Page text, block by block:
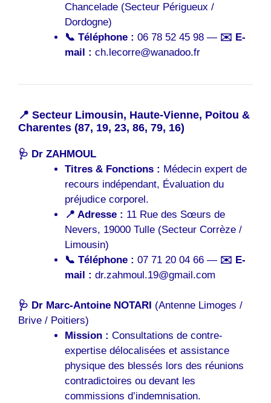
Chancelade (Secteur Périgueux /
Dordogne)
📞 Téléphone : 06 78 52 45 98 — ✉️ E-
mail : ch.lecorre@wanadoo.fr
📍 Secteur Limousin, Haute-Vienne, Poitou &
Charentes (87, 19, 23, 86, 79, 16)
🩺 Dr ZAHMOUL
Titres & Fonctions : Médecin expert de
recours indépendant, Évaluation du
préjudice corporel.
📍 Adresse : 11 Rue des Sœurs de
Nevers, 19000 Tulle (Secteur Corrèze /
Limousin)
📞 Téléphone : 07 71 20 04 66 — ✉️ E-
mail : dr.zahmoul.19@gmail.com
🩺 Dr Marc-Antoine NOTARI (Antenne Limoges /
Brive / Poitiers)
Mission : Consultations de contre-
expertise délocalisées et assistance
physique des blessés lors des réunions
contradictoires ou devant les
commissions d’indemnisation.